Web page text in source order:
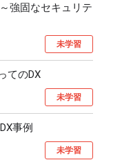
強固なセキュリテ
未学習
てのDX
未学習
事例
未学習